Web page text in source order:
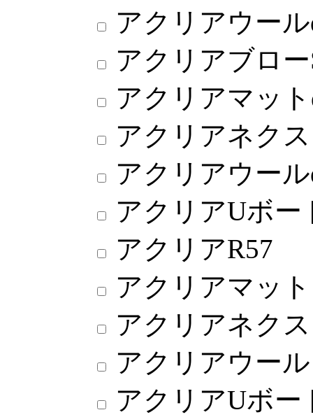
アクリアウー
アクリアブロ
アクリアマッ
アクリアネク
アクリアウー
アクリアUボー
アクリアR57
アクリアマット
アクリアネク
アクリアウール
アクリアUボー